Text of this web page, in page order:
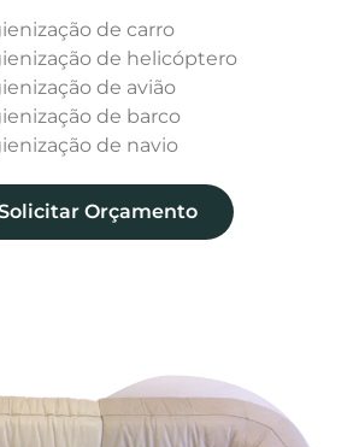
de carro
de helicóptero
de avião
de barco
de navio
Orçamento